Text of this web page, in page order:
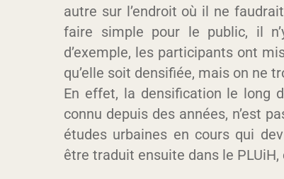
autre sur l’endroit où il ne
faire simple pour le public, il
d’exemple, les participants ont
qu’elle soit densifiée, mais on ne
En effet, la densification le long
connu depuis des années, n’est
études urbaines en cours qui
être traduit ensuite dans le PLUiH,